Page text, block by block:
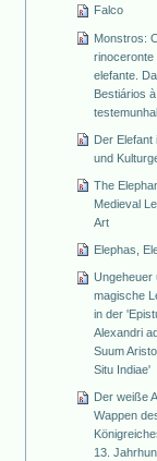
Falco
Monstros:
rinoceronte
elefante.
Bestiários
testemunhal
Der Elefant
und
The
Medieval
Art
Elephas,
Ungeheuer
magische
in der
Alexandri
Suum
Situ Indiae'
Der weiße
Wappen
13.